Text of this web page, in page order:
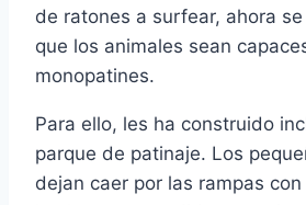
de ratones a surfear, ahora
que los animales sean
monopatines.
Para ello, les ha construido
parque de patinaje. Los
dejan caer por las rampas